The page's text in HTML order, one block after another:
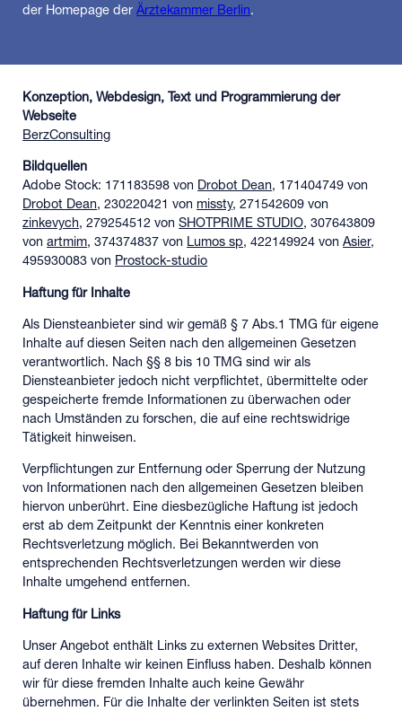
der Homepage derÄrztekammer Berlin.
Konzeption, Webdesign, Text und Programmierung der
Webseite
BerzConsulting
Bildquellen
Adobe Stock: 171183598 von Drobot Dean, 171404749 von
Drobot Dean, 230220421 von missty, 271542609 von
zinkevych, 279254512 vonSHOTPRIME STUDIO, 307643809
vonartmim, 374374837 von Lumos sp, 422149924 vonAsier,
495930083 von Prostock-studio
Haftung für Inhalte
Als Diensteanbieter sind wir gemäß § 7 Abs.1 TMG für eigene
Inhalte auf diesen Seiten nach den allgemeinen Gesetzen
verantwortlich. Nach §§ 8 bis 10 TMG sind wir als
Diensteanbieter jedoch nicht verpflichtet, übermittelte oder
gespeicherte fremde Informationen zu überwachen oder
nach Umständen zu forschen, die auf eine rechtswidrige
Tätigkeit hinweisen.
Verpflichtungen zur Entfernung oder Sperrung der Nutzung
von Informationen nach den allgemeinen Gesetzen bleiben
hiervon unberührt. Eine diesbezügliche Haftung ist jedoch
erst ab dem Zeitpunkt der Kenntnis einer konkreten
Rechtsverletzung möglich. Bei Bekanntwerden von
entsprechenden Rechtsverletzungen werden wir diese
Inhalte umgehend entfernen.
Haftung für Links
Unser Angebot enthält Links zu externen Websites Dritter,
auf deren Inhalte wir keinen Einfluss haben. Deshalb können
wir für diese fremden Inhalte auch keine Gewähr
übernehmen. Für die Inhalte der verlinkten Seiten ist stets